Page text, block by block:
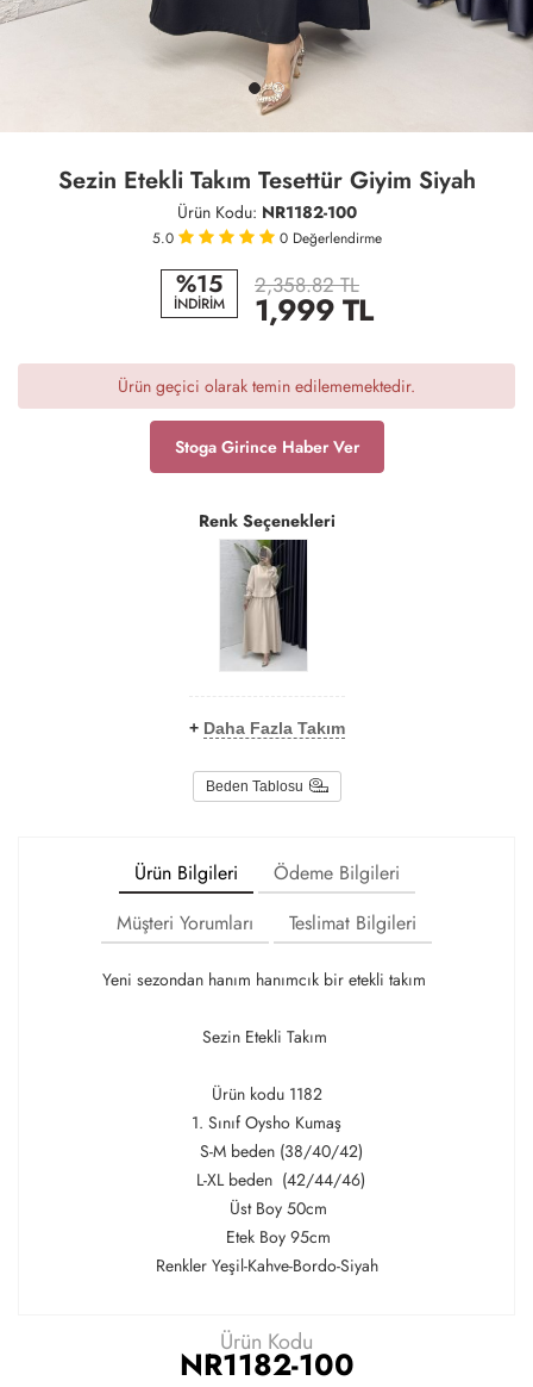
Sezin Etekli Takım Tesettür Giyim Siyah
Ürün Kodu: NR1182-100
5.0 0 Değerlendirme
%15
İNDİRİM
2,358.82 TL
1,999TL
Ürün geçici olarak temin edilememektedir.
Stoga Girince Haber Ver
Renk Seçenekleri
+ Daha Fazla Takım
Beden Tablosu
Ürün Bilgileri
Ödeme Bilgileri
Müşteri Yorumları
Teslimat Bilgileri
Yeni sezondan hanım hanımcık bir etekli takım
Sezin Etekli Takım
Ürün kodu 1182
1. Sınıf Oysho Kumaş
S-M beden (38/40/42)
L-XL beden (42/44/46)
Üst Boy 50cm
Etek Boy 95cm
Renkler Yeşil-Kahve-Bordo-Siyah
Ürün Kodu
NR1182-100